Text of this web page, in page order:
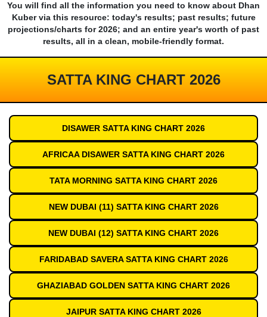
You will find all the information you need to know about Dhan
Kuber via this resource: today's results; past results; future
projections/charts for 2026; and an entire year's worth of past
results, all in a clean, mobile-friendly format.
SATTA KING CHART 2026
DISAWER SATTA KING CHART 2026
AFRICAA DISAWER SATTA KING CHART 2026
TATA MORNING SATTA KING CHART 2026
NEW DUBAI (11) SATTA KING CHART 2026
NEW DUBAI (12) SATTA KING CHART 2026
FARIDABAD SAVERA SATTA KING CHART 2026
GHAZIABAD GOLDEN SATTA KING CHART 2026
JAIPUR SATTA KING CHART 2026